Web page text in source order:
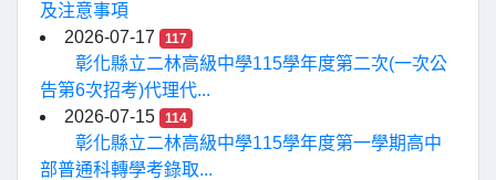
及注意事項
2026-07-17
117
彰化縣立二林高級中學115學年度第二次(一次公
告第6次招考)代理代...
2026-07-15
114
彰化縣立二林高級中學115學年度第一學期高中
部普通科轉學考錄取...